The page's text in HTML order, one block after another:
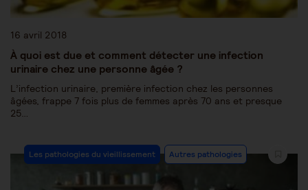
16 avril 2018
À quoi est due et comment détecter une infection
urinaire chez une personne âgée ?
L’infection urinaire, première infection chez les personnes
âgées, frappe 7 fois plus de femmes après 70 ans et presque
25…
Les pathologies du vieillissement Autres pathologies